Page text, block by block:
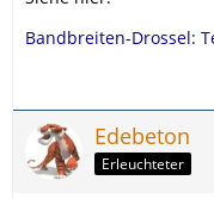
Bandbreiten-Drossel:
Edebeton
Erleuchteter